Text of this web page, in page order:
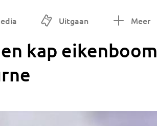
Uitgaan Meer
kap eikenboom